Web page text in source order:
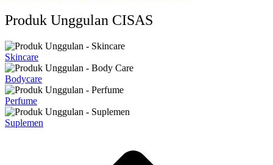
Produk Unggulan CISAS
Skincare
Bodycare
Perfume
Suplemen